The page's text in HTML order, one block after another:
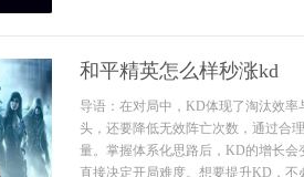
和平精英怎么样秒涨kd
导语：在对局中，KD体现了淘汰效
头，还要降低无效阵亡次数，通过合
量。掌握体系化思路后，KD的增长
直接决定开局难度。想要提升KD，